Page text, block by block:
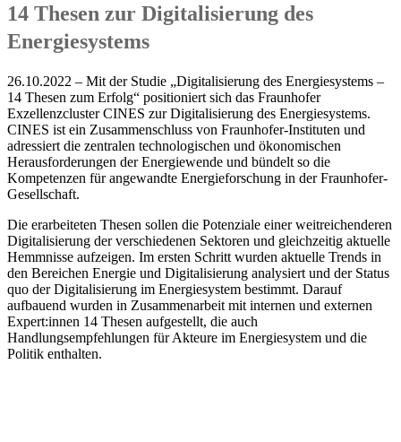
14 Thesen zur Digitalisierung des
Energiesystems
26.10.2022 – Mit der Studie „Digitalisierung des Energiesystems –
14 Thesen zum Erfolg“ positioniert sich das Fraunhofer
Exzellenzcluster CINES zur Digitalisierung des Energiesystems.
CINES ist ein Zusammenschluss von Fraunhofer-Instituten und
adressiert die zentralen technologischen und ökonomischen
Herausforderungen der Energiewende und bündelt so die
Kompetenzen für angewandte Energieforschung in der Fraunhofer-
Gesellschaft.
Die erarbeiteten Thesen sollen die Potenziale einer weitreichenderen
Digitalisierung der verschiedenen Sektoren und gleichzeitig aktuelle
Hemmnisse aufzeigen. Im ersten Schritt wurden aktuelle Trends in
den Bereichen Energie und Digitalisierung analysiert und der Status
quo der Digitalisierung im Energiesystem bestimmt. Darauf
aufbauend wurden in Zusammenarbeit mit internen und externen
Expert:innen 14 Thesen aufgestellt, die auch
Handlungsempfehlungen für Akteure im Energiesystem und die
Politik enthalten.